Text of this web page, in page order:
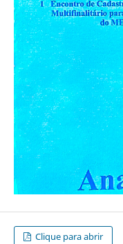
Clique para abrir